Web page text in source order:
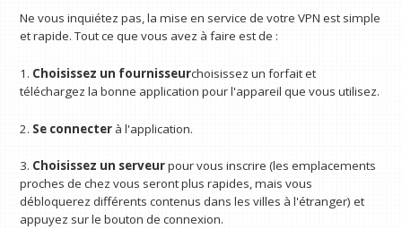
Ne vous inquiétez pas, la mise en service de votre VPN est simple
et rapide. Tout ce que vous avez à faire est de :
1. Choisissez un fournisseurchoisissez un forfait et
téléchargez la bonne application pour l'appareil que vous utilisez.
2. Se connecter à l'application.
3. Choisissez un serveurpour vous inscrire (les emplacements
proches de chez vous seront plus rapides, mais vous
débloquerez différents contenus dans les villes à l'étranger) et
appuyez sur le bouton de connexion.